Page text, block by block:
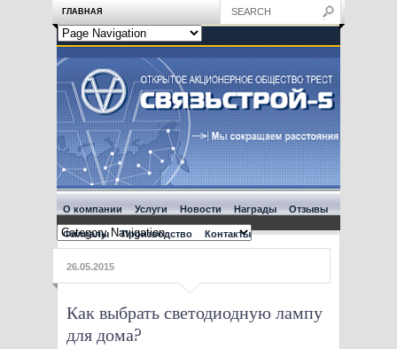
ГЛАВНАЯ
О компании Услуги Новости Награды Отзывы
Филиалы Производство Контакты
26.05.2015
Как выбрать светодиодную лампу
для дома?